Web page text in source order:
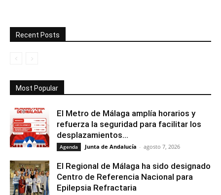
Recent Posts
Most Popular
El Metro de Málaga amplía horarios y
refuerza la seguridad para facilitar los
desplazamientos...
Agenda Junta de Andalucía - agosto 7, 2026
El Regional de Málaga ha sido designado
Centro de Referencia Nacional para
Epilepsia Refractaria